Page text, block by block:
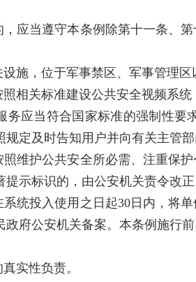
应当遵守本条例除第十一条、
，位于军事禁区、军事管理区
关标准建设公共安全视频系
应当符合国家标准的强制性要
定及时告知用户并向有关主管部
维护公共安全所必需、注重保
示标识的，由公安机关责令改正
统投入使用之日起30日内，将
府公安机关备案。本条例施行
实性负责。